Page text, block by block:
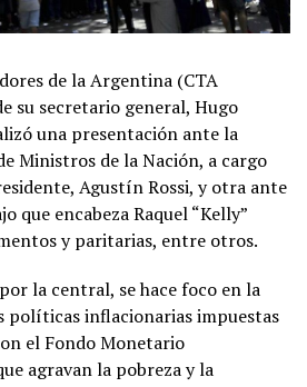
de la Argentina (CTA
su secretario general, Hugo
una presentación ante la
Ministros de la Nación, a cargo
Agustín Rossi, y otra ante
que encabeza Raquel “Kelly”
y paritarias, entre otros.
la central, se hace foco en la
políticas inflacionarias impuestas
el Fondo Monetario
agravan la pobreza y la